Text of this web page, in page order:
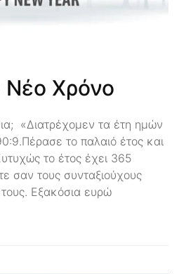
Νέο Χρόνο
«Διατρέχομεν τα έτη ημών
το παλαιό έτος και
το έτος έχει 365
σαν τους συνταξιούχους
Εξακόσια ευρώ